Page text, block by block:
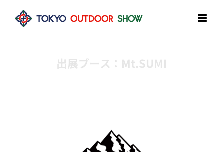
content
出展ブース：Mt.SUMI